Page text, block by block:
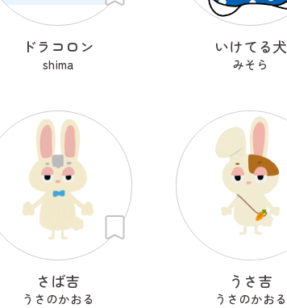
ドラコロン
shima
いけてる犬
みそら
さば吉
うさのかおる
うさ吉
うさのかおる